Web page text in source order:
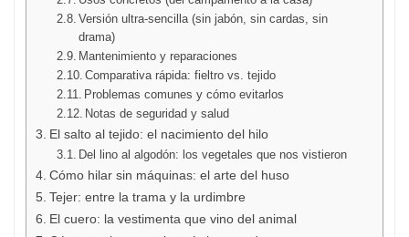
Versión ultra-sencilla (sin jabón, sin cardas, sin
drama)
Mantenimiento y reparaciones
Comparativa rápida: fieltro vs. tejido
Problemas comunes y cómo evitarlos
Notas de seguridad y salud
El salto al tejido: el nacimiento del hilo
Del lino al algodón: los vegetales que nos vistieron
Cómo hilar sin máquinas: el arte del huso
Tejer: entre la trama y la urdimbre
El cuero: la vestimenta que vino del animal